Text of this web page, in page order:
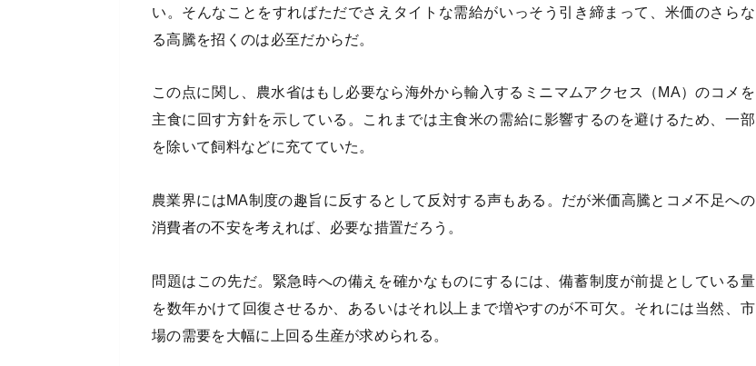
い。そんなことをすればただでさえタイトな需給がいっそう引き締まって、米価のさらな
る高騰を招くのは必至だからだ。
この点に関し、農水省はもし必要なら海外から輸入するミニマムアクセス（MA）のコメを
主食に回す方針を示している。これまでは主食米の需給に影響するのを避けるため、一部
を除いて飼料などに充てていた。
農業界にはMA制度の趣旨に反するとして反対する声もある。だが米価高騰とコメ不足への
消費者の不安を考えれば、必要な措置だろう。
問題はこの先だ。緊急時への備えを確かなものにするには、備蓄制度が前提としている量
を数年かけて回復させるか、あるいはそれ以上まで増やすのが不可欠。それには当然、市
場の需要を大幅に上回る生産が求められる。